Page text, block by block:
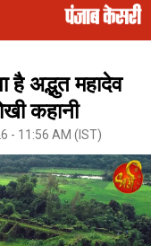
है अद्भुत महादेव
कहानी
- 11:56 AM (IST)